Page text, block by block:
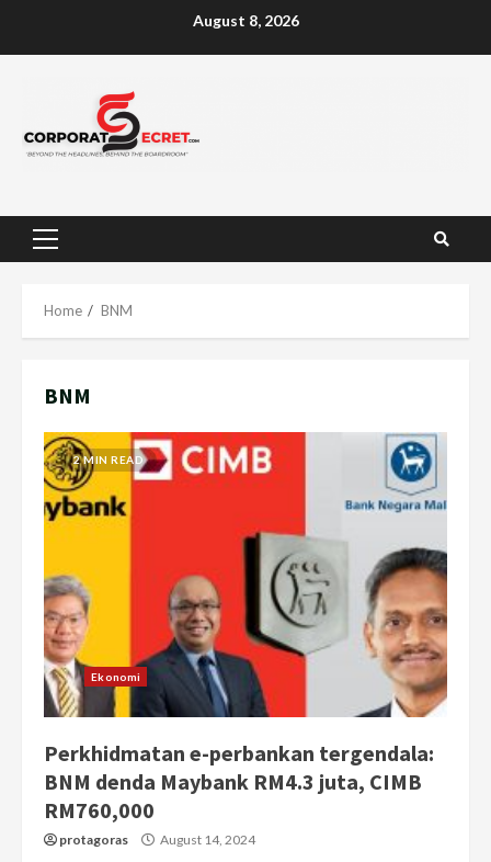
August 8, 2026
Primary
Home BNM
BNM
2 MIN READ
Ekonomi
Perkhidmatan e-perbankan tergendala:
BNM denda Maybank RM4.3 juta, CIMB
RM760,000
protagoras August 14, 2024